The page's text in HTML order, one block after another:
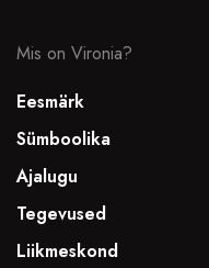
Mis on Vironia?
Eesmärk
Sümboolika
Ajalugu
Tegevused
Liikmeskond